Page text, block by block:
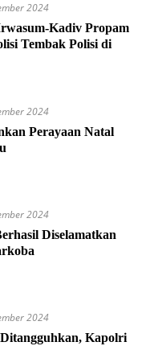
2024
Kadiv Propam
Tembak Polisi di
2024
Perayaan Natal
2024
Diselamatkan
2024
Kapolri